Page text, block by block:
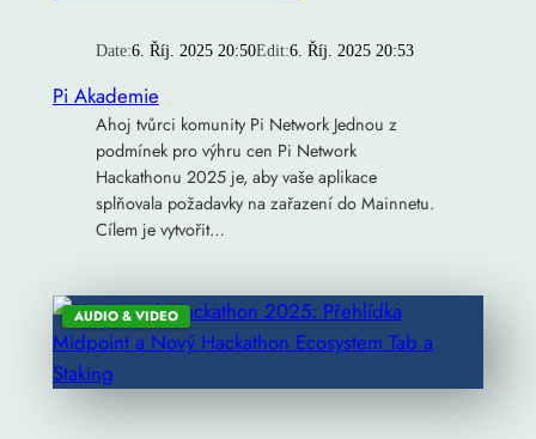
Date:6. Říj. 2025 20:50Edit:6. Říj. 2025 20:53
Pi Akademie
Ahoj tvůrci komunity Pi Network Jednou z
podmínek pro výhru cen Pi Network
Hackathonu 2025 je, aby vaše aplikace
splňovala požadavky na zařazení do Mainnetu.
Cílem je vytvořit…
AUDIO & VIDEO